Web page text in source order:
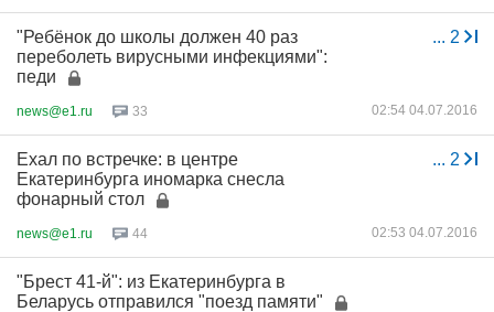
... 2
"Ребёнок до школы должен 40 раз
переболеть вирусными инфекциями":
педи
news@e1.ru 33 02:54 04.07.2016
... 2
Ехал по встречке: в центре
Екатеринбурга иномарка снесла
фонарный стол
news@e1.ru 44 02:53 04.07.2016
"Брест 41-й": из Екатеринбурга в
Беларусь отправился "поезд памяти"